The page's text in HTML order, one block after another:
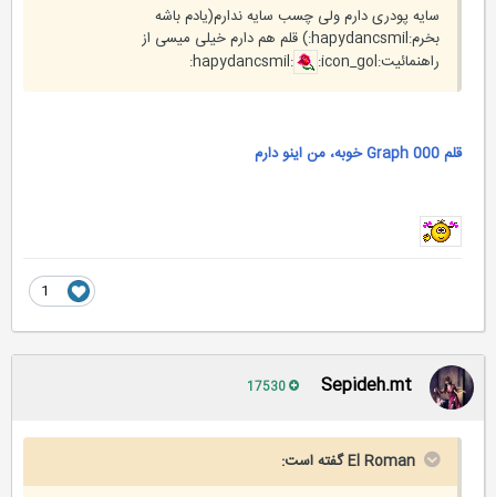
سایه پودری دارم ولی‌ چسب سایه ندارم(یادم باشه
بخرم:hapydancsmil:) قلم هم دارم خیلی‌ میسی از
راهنمائیت:hapydancsmil::icon_gol:
قلم 000 Graph خوبه، من اینو دارم
Sepideh.mt
El Roman گفته است: